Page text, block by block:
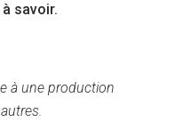
savoir.
à une production